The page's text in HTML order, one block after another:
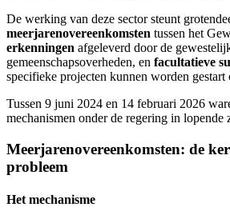
De werking van deze sector steunt
meerjarenovereenkomsten tussen het
erkenningen afgeleverd door de
gemeenschapsoverheden, en facultatieve
specifieke projecten kunnen worden gestart
Tussen 9 juni 2024 en 14 februari 2026
mechanismen onder de regering in lopende
Meerjarenovereenkomsten: de
probleem
Het mechanisme